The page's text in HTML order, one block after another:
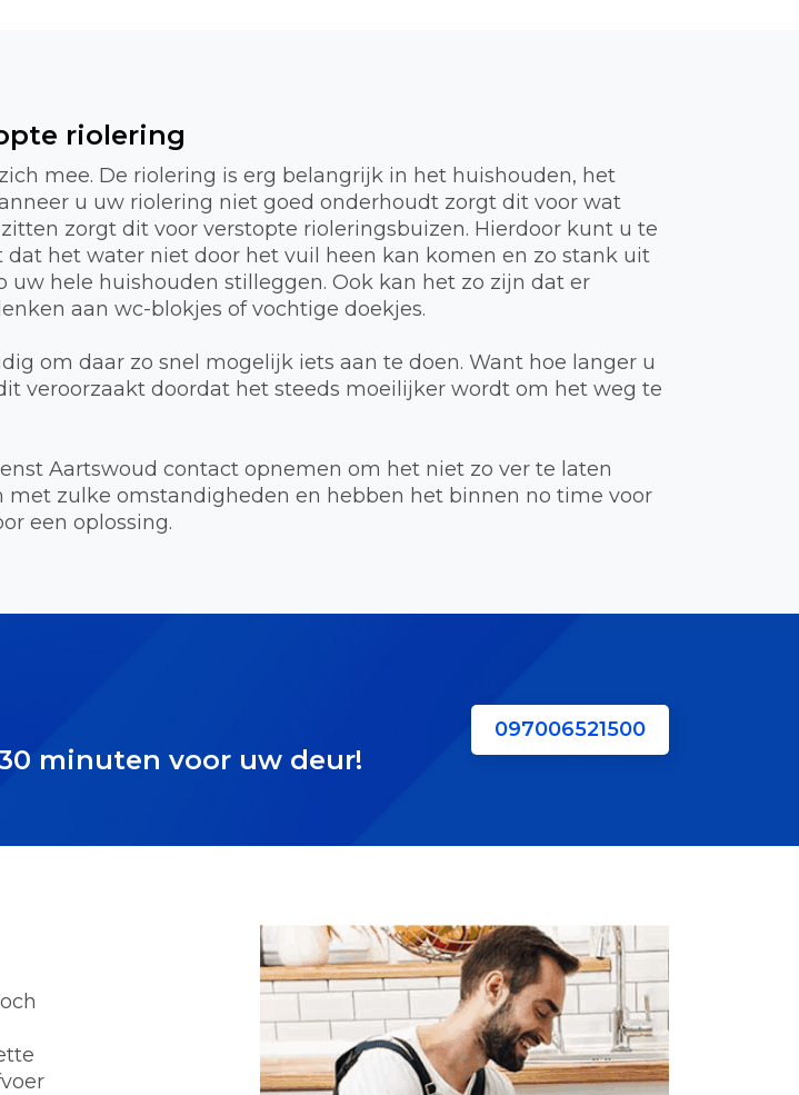
riolering
mee. De riolering is erg belangrijk in het huishouden, het
u uw riolering niet goed onderhoudt zorgt dit voor wat
zorgt dit voor verstopte rioleringsbuizen. Hierdoor kunt u te
het water niet door het vuil heen kan komen en zo stank uit
hele huishouden stilleggen. Ook kan het zo zijn dat er
aan wc-blokjes of vochtige doekjes.
om daar zo snel mogelijk iets aan te doen. Want hoe langer u
veroorzaakt doordat het steeds moeilijker wordt om het weg te
Aartswoud contact opnemen om het niet zo ver te laten
zulke omstandigheden en hebben het binnen no time voor
een oplossing.
minuten voor uw deur!
097006521500